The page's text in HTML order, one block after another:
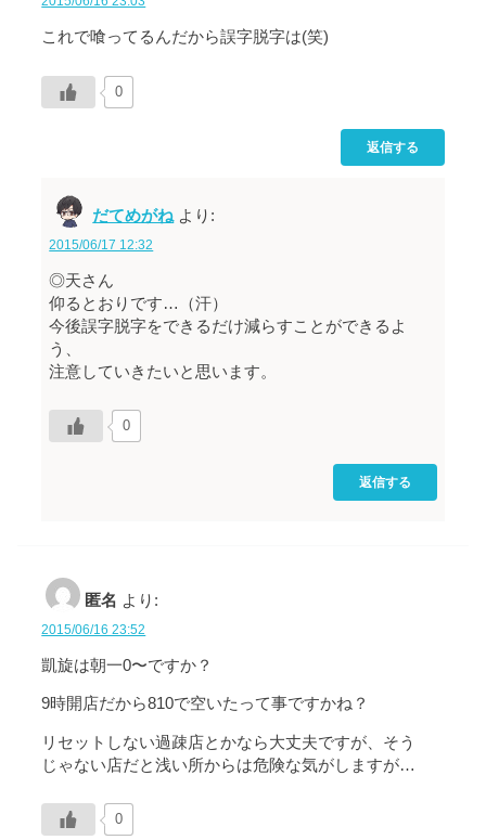
これで喰ってるんだから誤字脱字は(笑)
0
返信する
だてめがね より:
2015/06/17 12:32
◎天さん
仰るとおりです…（汗）
今後誤字脱字をできるだけ減らすことができるよ
う、
注意していきたいと思います。
0
返信する
匿名 より:
2015/06/16 23:52
凱旋は朝一0〜ですか？
9時開店だから810で空いたって事ですかね？
リセットしない過疎店とかなら大丈夫ですが、そう
じゃない店だと浅い所からは危険な気がしますが…
0